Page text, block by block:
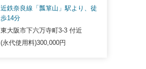
近鉄奈良線「瓢箪山」駅より、徒
歩14分
東大阪市下六万寺町3-3 付近
(永代使用料)300,000円